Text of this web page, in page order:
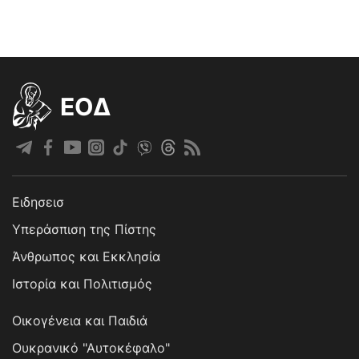
EOΔ
Ειδησεισ
Υπεράσπιση της Πίστης
Άνθρωπος και Εκκλησία
Ιστορία και Πολιτισμός
Οικογένεια και Παιδιά
Ουκρανικό "Αυτοκέφαλο"